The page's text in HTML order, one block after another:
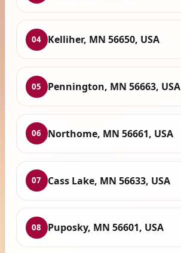
04 Kelliher, MN 56650, USA
05 Pennington, MN 56663, USA
06 Northome, MN 56661, USA
07 Cass Lake, MN 56633, USA
08 Puposky, MN 56601, USA